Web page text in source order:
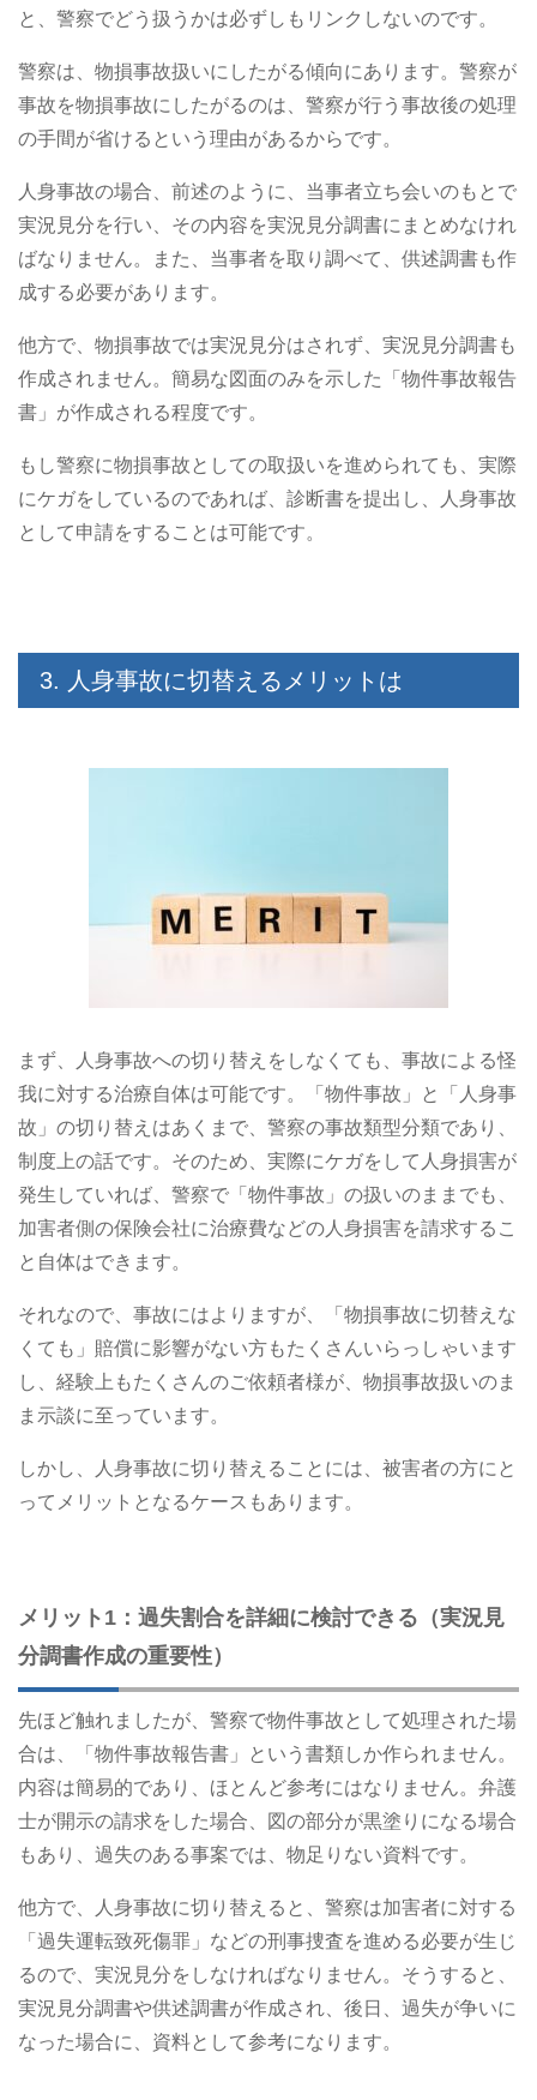
と、警察でどう扱うかは必ずしもリンクしないのです。
警察は、物損事故扱いにしたがる傾向にあります。警察が
事故を物損事故にしたがるのは、警察が行う事故後の処理
の手間が省けるという理由があるからです。
人身事故の場合、前述のように、当事者立ち会いのもとで
実況見分を行い、その内容を実況見分調書にまとめなけれ
ばなりません。また、当事者を取り調べて、供述調書も作
成する必要があります。
他方で、物損事故では実況見分はされず、実況見分調書も
作成されません。簡易な図面のみを示した「物件事故報告
書」が作成される程度です。
もし警察に物損事故としての取扱いを進められても、実際
にケガをしているのであれば、診断書を提出し、人身事故
として申請をすることは可能です。
3. 人身事故に切替えるメリットは
まず、人身事故への切り替えをしなくても、事故による怪
我に対する治療自体は可能です。
「物件事故」と「人身事
故」の切り替えはあくまで、警察の事故類型分類であり、
制度上の話です。そのため、実際にケガをして人身損害が
発生していれば、警察で「物件事故」の扱いのままでも、
加害者側の保険会社に治療費などの人身損害を請求するこ
と自体はできます。
それなので、事故にはよりますが、「物損事故に切替えな
くても」賠償に影響がない方もたくさんいらっしゃいます
し、経験上もたくさんのご依頼者様が、物損事故扱いのま
ま示談に至っています。
しかし、人身事故に切り替えることには、被害者の方にと
ってメリットとなるケースもあります。
メリット1：過失割合を詳細に検討できる（実況見
分調書作成の重要性）
先ほど触れましたが、警察で物件事故として処理された場
合は、「物件事故報告書」という書類しか作られません。
内容は簡易的であり、ほとんど参考にはなりません。弁護
士が開示の請求をした場合、図の部分が黒塗りになる場合
もあり、過失のある事案では、物足りない資料です。
他方で、人身事故に切り替えると、警察は加害者に対する
「過失運転致死傷罪」などの刑事捜査を進める必要が生じ
るので、実況見分をしなければなりません。そうすると、
実況見分調書や供述調書が作成され、後日、過失が争いに
なった場合に、資料として参考になります。